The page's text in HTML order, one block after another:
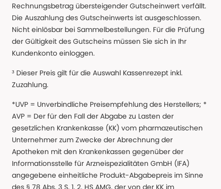
Rechnungsbetrag übersteigender Gutscheinwert verfällt.
Die Auszahlung des Gutscheinwerts ist ausgeschlossen.
Nicht einlösbar bei Sammelbestellungen. Für die Prüfung
der Gültigkeit des Gutscheins müssen Sie sich in Ihr
Kundenkonto einloggen.
³ Dieser Preis gilt für die Auswahl Kassenrezept inkl.
Zuzahlung.
*UVP = Unverbindliche Preisempfehlung des Herstellers; *
AVP = Der für den Fall der Abgabe zu Lasten der
gesetzlichen Krankenkasse (KK) vom pharmazeutischen
Unternehmer zum Zwecke der Abrechnung der
Apotheken mit den Krankenkassen gegenüber der
Informationsstelle für Arzneispezialitäten GmbH (IFA)
angegebene einheitliche Produkt-Abgabepreis im Sinne